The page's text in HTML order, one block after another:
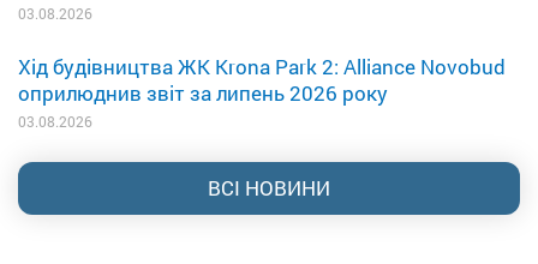
03.08.2026
Хід будівництва ЖК Krona Park 2: Alliance Novobud
оприлюднив звіт за липень 2026 року
03.08.2026
ВСІ НОВИНИ